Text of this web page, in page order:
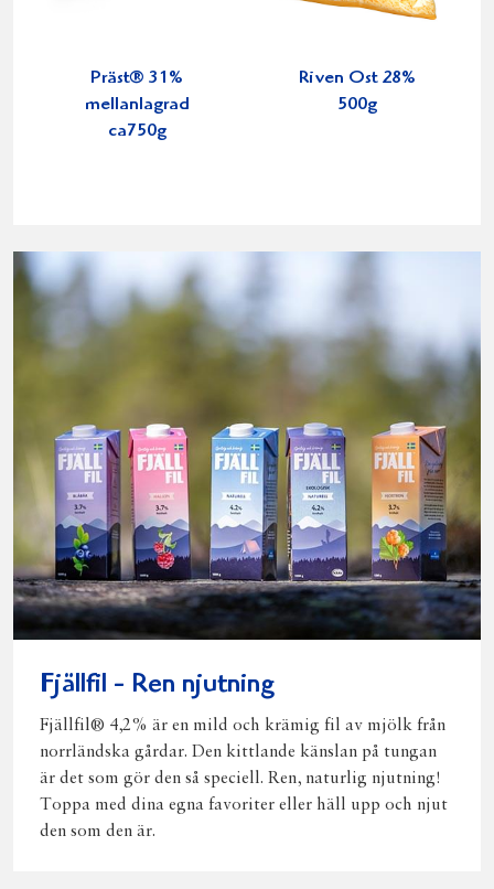
Präst® 31%
mellanlagrad
ca750g
Riven Ost 28%
500g
Fjällfil - Ren njutning
Fjällfil® 4,2% är en mild och krämig fil av mjölk från
norrländska gårdar. Den kittlande känslan på tungan
är det som gör den så speciell. Ren, naturlig njutning!
Toppa med dina egna favoriter eller häll upp och njut
den som den är.